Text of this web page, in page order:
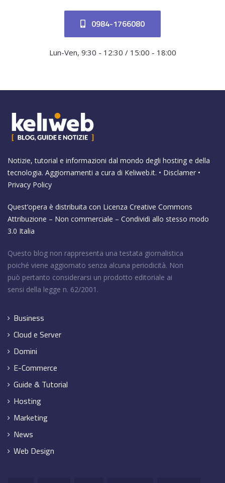
0984-1766080
Lun-Ven, 9:30 - 12:30 / 15:00 - 18:00
Notizie, tutorial e informazioni dal mondo degli hosting e della
tecnologia. Aggiornamenti a cura di Keliweb.it. • Disclamer •
Privacy Policy
Quest’opera è distribuita con Licenza Creative Commons
Attribuzione – Non commerciale – Condividi allo stesso modo
3.0 Italia
Questo blog non rappresenta una testata giornalistica
poiché viene aggiornato senza alcuna periodicità. Non
può pertanto considerarsi un prodotto editoriale ai
sensi della legge n. 62/2001.
Business
Cloud e Server
Domini
E-Commerce
Guide & Tutorial
Hosting
Marketing
News
Web Design